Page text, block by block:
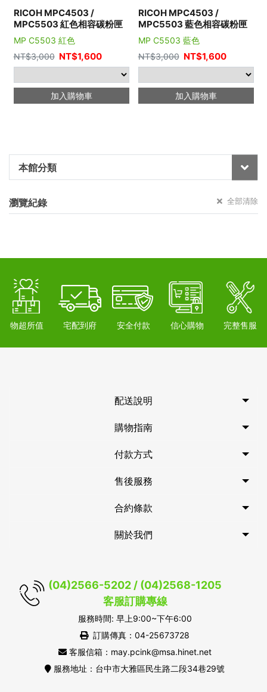
本館分類
瀏覽紀錄 全部清除
RICOH MPC4503 /
MPC5503 紅色相容碳粉匣
MP C5503 紅色
NT$3,000 NT$1,600
加入購物車
RICOH MPC4503 /
MPC5503 藍色相容碳粉匣
MP C5503 藍色
NT$3,000 NT$1,600
加入購物車
物超所值 宅配到府 安全付款 信心購物 完整售服
配送說明
購物指南
付款方式
售後服務
合約條款
關於我們
(04)2566-5202 / (04)2568-1205
客服訂購專線
服務時間: 早上9:00~下午6:00
訂購傳真：04-25673728
客服信箱：may.pcink@msa.hinet.net
服務地址：台中市大雅區民生路二段34巷29號